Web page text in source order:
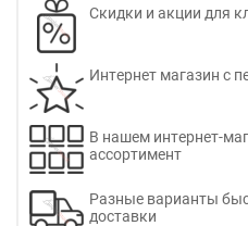
Скидки и акции для
Интернет магазин с
В нашем интернет-
ассортимент
Разные варианты
доставки